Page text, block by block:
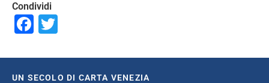
Condividi
Facebook
UN SECOLO DI CARTA VENEZIA